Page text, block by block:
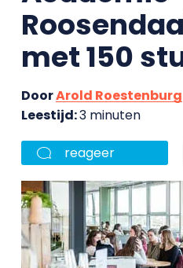
met 150
DoorArold Roestenburg
Leestijd:3 minuten
reageer